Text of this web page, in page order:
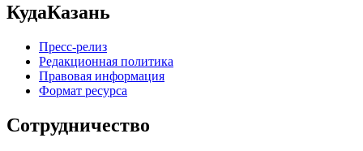
КудаКазань
Пресс-релиз
Редакционная политика
Правовая информация
Формат ресурса
Сотрудничество